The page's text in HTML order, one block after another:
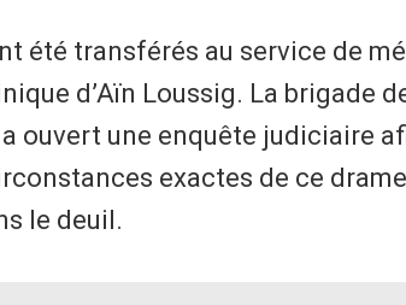
été transférés au service de
d’Aïn Loussig. La brigade
ouvert une enquête judiciaire
exactes de ce
le deuil.